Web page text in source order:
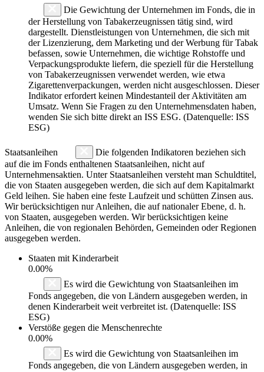
Die Gewichtung der Unternehmen im Fonds, die in
der Herstellung von Tabakerzeugnissen tätig sind, wird
dargestellt. Dienstleistungen von Unternehmen, die sich mit
der Lizenzierung, dem Marketing und der Werbung für Tabak
befassen, sowie Unternehmen, die wichtige Rohstoffe und
Verpackungsprodukte liefern, die speziell für die Herstellung
von Tabakerzeugnissen verwendet werden, wie etwa
Zigarettenverpackungen, werden nicht ausgeschlossen. Dieser
Indikator erfordert keinen Mindestanteil der Aktivitäten am
Umsatz. Wenn Sie Fragen zu den Unternehmensdaten haben,
wenden Sie sich bitte direkt an ISS ESG. (Datenquelle: ISS
ESG)
Staatsanleihen
Die folgenden Indikatoren beziehen sich
auf die im Fonds enthaltenen Staatsanleihen, nicht auf
Unternehmensaktien. Unter Staatsanleihen versteht man Schuldtitel,
die von Staaten ausgegeben werden, die sich auf dem Kapitalmarkt
Geld leihen. Sie haben eine feste Laufzeit und schütten Zinsen aus.
Wir berücksichtigen nur Anleihen, die auf nationaler Ebene, d. h.
von Staaten, ausgegeben werden. Wir berücksichtigen keine
Anleihen, die von regionalen Behörden, Gemeinden oder Regionen
ausgegeben werden.
Staaten mit Kinderarbeit
0.00%
Es wird die Gewichtung von Staatsanleihen im
Fonds angegeben, die von Ländern ausgegeben werden, in
denen Kinderarbeit weit verbreitet ist. (Datenquelle: ISS
ESG)
Verstöße gegen die Menschenrechte
0.00%
Es wird die Gewichtung von Staatsanleihen im
Fonds angegeben, die von Ländern ausgegeben werden, in